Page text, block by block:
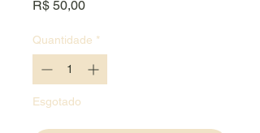
R$ 50,00Preço
Quantidade *
Esgotado